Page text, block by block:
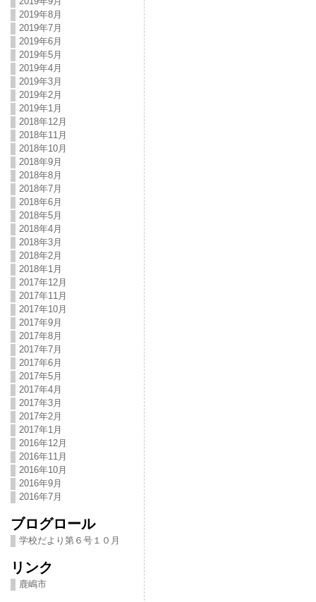
2019年8月
2019年7月
2019年6月
2019年5月
2019年4月
2019年3月
2019年2月
2019年1月
2018年12月
2018年11月
2018年10月
2018年9月
2018年8月
2018年7月
2018年6月
2018年5月
2018年4月
2018年3月
2018年2月
2018年1月
2017年12月
2017年11月
2017年10月
2017年9月
2017年8月
2017年7月
2017年6月
2017年5月
2017年4月
2017年3月
2017年2月
2017年1月
2016年12月
2016年11月
2016年10月
2016年9月
2016年7月
ブログロール
学校だより第６号１０月
リンク
鹿嶋市